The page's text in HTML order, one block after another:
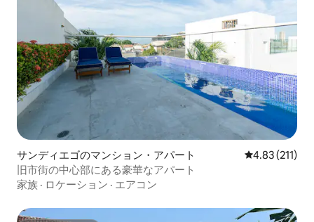
サンディエゴのマンション・アパート レビュー211
4.83 (211)
旧市街の中心部にある豪華なアパート
家族 · ロケーション · エアコン